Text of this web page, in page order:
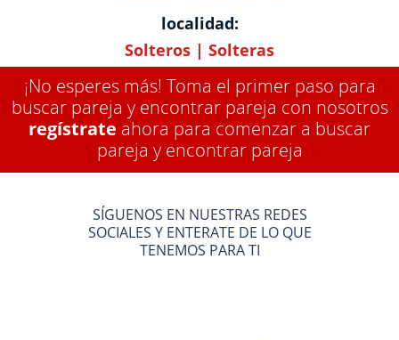
localidad:
Solteros | Solteras
¡No esperes más! Toma el primer paso para
buscar pareja y encontrar pareja con nosotros
regístrate ahora para comenzar a buscar
pareja y encontrar pareja
SÍGUENOS EN NUESTRAS REDES
SOCIALES Y ENTERATE DE LO QUE
TENEMOS PARA TI